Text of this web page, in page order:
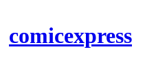
comicexpress